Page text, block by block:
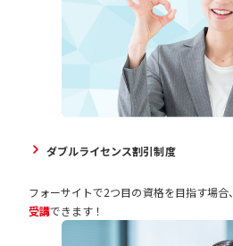
ダブルライセンス割引制度
フォーサイトで2つ目の資格を目指す場合、
受講できます！